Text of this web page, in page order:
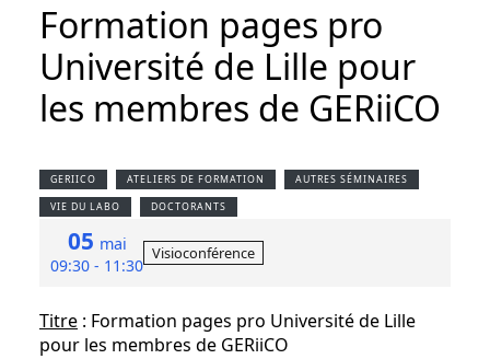
Formation pages pro
Université de Lille pour
les membres de GERiiCO
GERIICO ATELIERS DE FORMATION AUTRES SÉMINAIRES
VIE DU LABO DOCTORANTS
05 mai
09:30 - 11:30
Visioconférence
Titre : Formation pages pro Université de Lille
pour les membres de GERiiCO